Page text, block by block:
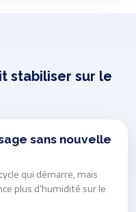
stabiliser sur le
sans nouvelle
qui démarre, mais
plus d’humidité sur le